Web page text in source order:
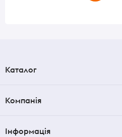
Каталог
Компанія
Інформація